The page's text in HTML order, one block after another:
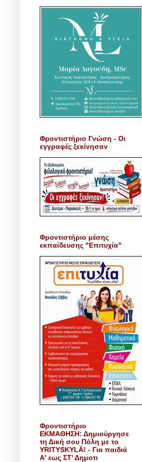
Φροντιστήριο Γνώση - Οι
εγγραφές ξεκίνησαν
Φροντιστήριο μέσης
εκπαίδευσης "Επιτυχία"
Φροντιστήριο
ΕΚΜΑΘΗΣΗ: Δημιούργησε
τη Δική σου Πόλη με το
YRITYSKYLÄ! - Για παιδιά
Α' εως ΣΤ' Δημοτι